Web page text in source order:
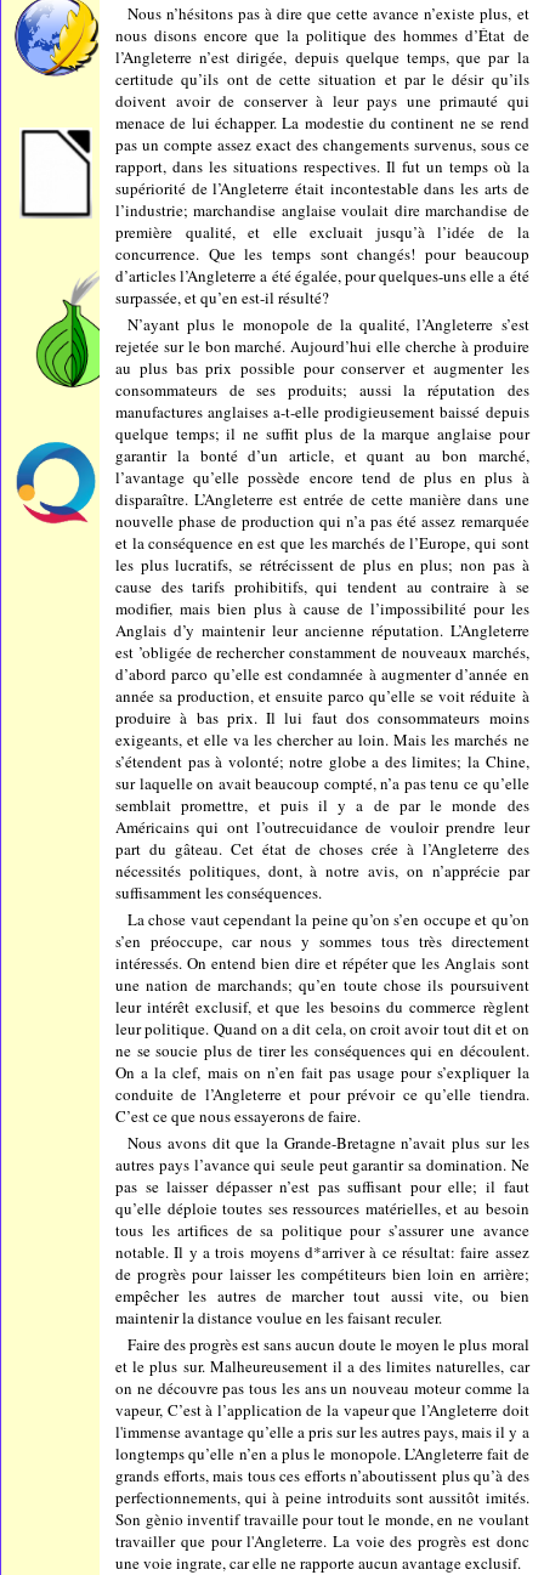
Nous n’hésitons pas à dire que cette avance n’existe plus, et
nous disons encore que la politique des hommes d’État de
l’Angleterre n’est dirigée, depuis quelque temps, que par la
certitude qu’ils ont de cette situation et par le désir qu’ils
doivent avoir de conserver à leur pays une primauté qui
menace de lui échapper. La modestie du continent ne se rend
pas un compte assez exact des changements survenus, sous ce
rapport, dans les situations respectives. Il fut un temps où la
supériorité de l’Angleterre était incontestable dans les arts de
l’industrie; marchandise anglaise voulait dire marchandise de
première qualité, et elle excluait jusqu’à l’idée de la
concurrence. Que les temps sont changés! pour beaucoup
d’articles l’Angleterre a été égalée, pour quelques-uns elle a été
surpassée, et qu’en est-il résulté?
N’ayant plus le monopole de la qualité, l’Angleterre s’est
rejetée sur le bon marché. Aujourd’hui elle cherche à produire
au plus bas prix possible pour conserver et augmenter les
consommateurs de ses produits; aussi la réputation des
manufactures anglaises a-t-elle prodigieusement baissé depuis
quelque temps; il ne suffit plus de la marque anglaise pour
garantir la bonté d’un article, et quant au bon marché,
l’avantage qu’elle possède encore tend de plus en plus à
disparaître. L’Angleterre est entrée de cette manière dans une
nouvelle phase de production qui n’a pas été assez remarquée
et la conséquence en est que les marchés de l’Europe, qui sont
les plus lucratifs, se rétrécissent de plus en plus; non pas à
cause des tarifs prohibitifs, qui tendent au contraire à se
modifier, mais bien plus à cause de l’impossibilité pour les
Anglais d’y maintenir leur ancienne réputation. L’Angleterre
est ’obligée de rechercher constamment de nouveaux marchés,
d’abord parco qu’elle est condamnée à augmenter d’année en
année sa production, et ensuite parco qu’elle se voit réduite à
produire à bas prix. Il lui faut dos consommateurs moins
exigeants, et elle va les chercher au loin. Mais les marchés ne
s’étendent pas à volonté; notre globe a des limites; la Chine,
sur laquelle on avait beaucoup compté, n’a pas tenu ce qu’elle
semblait promettre, et puis il y a de par le monde des
Américains qui ont l’outrecuidance de vouloir prendre leur
part du gâteau. Cet état de choses crée à l’Angleterre des
nécessités politiques, dont, à notre avis, on n’apprécie par
suffisamment les conséquences.
La chose vaut cependant la peine qu’on s’en occupe et qu’on
s’en préoccupe, car nous y sommes tous très directement
intéressés. On entend bien dire et répéter que les Anglais sont
une nation de marchands; qu’en toute chose ils poursuivent
leur intérêt exclusif, et que les besoins du commerce règlent
leur politique. Quand on a dit cela, on croit avoir tout dit et on
ne se soucie plus de tirer les conséquences qui en découlent.
On a la clef, mais on n’en fait pas usage pour s’expliquer la
conduite de l’Angleterre et pour prévoir ce qu’elle tiendra.
C’est ce que nous essayerons de faire.
Nous avons dit que la Grande-Bretagne n’avait plus sur les
autres pays l’avance qui seule peut garantir sa domination. Ne
pas se laisser dépasser n’est pas suffisant pour elle; il faut
qu’elle déploie toutes ses ressources matérielles, et au besoin
tous les artifices de sa politique pour s’assurer une avance
notable. Il y a trois moyens d*arriver à ce résultat: faire assez
de progrès pour laisser les compétiteurs bien loin en arrière;
empêcher les autres de marcher tout aussi vite, ou bien
maintenir la distance voulue en les faisant reculer.
Faire des progrès est sans aucun doute le moyen le plus moral
et le plus sur. Malheureusement il a des limites naturelles, car
on ne découvre pas tous les ans un nouveau moteur comme la
vapeur, C’est à l’application de la vapeur que l’Angleterre doit
l'immense avantage qu’elle a pris sur les autres pays, mais il y a
longtemps qu’elle n’en a plus le monopole. L’Angleterre fait de
grands efforts, mais tous ces efforts n’aboutissent plus qu’à des
perfectionnements, qui à peine introduits sont aussitôt imités.
Son gènio inventif travaille pour tout le monde, en ne voulant
travailler que pour l'Angleterre. La voie des progrès est donc
une voie ingrate, car elle ne rapporte aucun avantage exclusif.